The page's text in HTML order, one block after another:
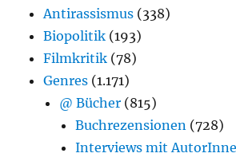
Antirassismus (338)
Biopolitik (193)
Filmkritik (78)
Genres (1.171)
@ Bücher (815)
Buchrezensionen (728)
Interviews mit